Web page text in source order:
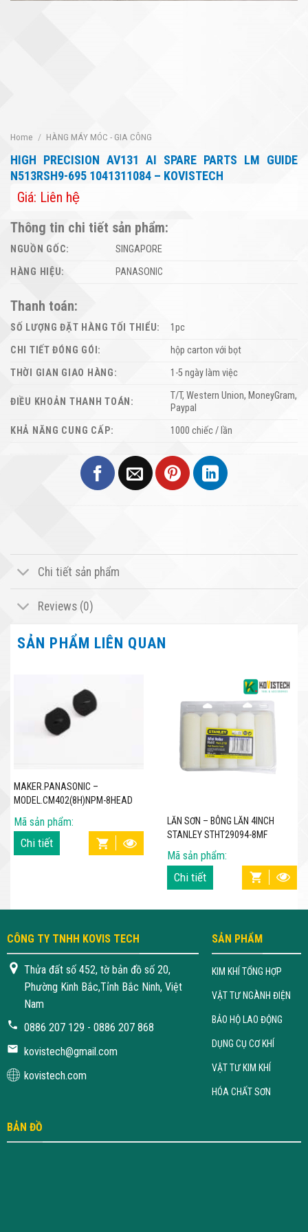
Home / HÀNG MÁY MÓC - GIA CÔNG
HIGH PRECISION AV131 AI SPARE PARTS LM GUIDE
N513RSH9-695 1041311084 – KOVISTECH
Giá: Liên hệ
Thông tin chi tiết sản phẩm:
NGUỒN GỐC:
SINGAPORE
HÀNG HIỆU:
PANASONIC
Thanh toán:
SỐ LƯỢNG ĐẶT HÀNG TỐI THIỂU:
1pc
CHI TIẾT ĐÓNG GÓI:
hộp carton với bọt
THỜI GIAN GIAO HÀNG:
1-5 ngày làm việc
ĐIỀU KHOẢN THANH TOÁN:
T/T, Western Union, MoneyGram,
Paypal
KHẢ NĂNG CUNG CẤP:
1000 chiếc / lần
Chi tiết sản phẩm
Reviews (0)
SẢN PHẨM LIÊN QUAN
MAKER.PANASONIC –
MODEL.CM402(8H)NPM-8HEAD
Mã sản phẩm:
Chi tiết
LĂN SƠN – BÔNG LĂN 4INCH
STANLEY STHT29094-8MF
Mã sản phẩm:
Chi tiết
CÔNG TY TNHH KOVIS TECH
Thửa đất số 452, tờ bản đồ số 20,
Phường Kinh Bắc,Tỉnh Bắc Ninh, Việt
Nam
0886 207 129 - 0886 207 868
kovistech@gmail.com
kovistech.com
SẢN PHẨM
KIM KHÍ TỔNG HỢP
VẬT TƯ NGÀNH ĐIỆN
BẢO HỘ LAO ĐỘNG
DỤNG CỤ CƠ KHÍ
VẬT TƯ KIM KHÍ
HÓA CHẤT SƠN
BẢN ĐỒ